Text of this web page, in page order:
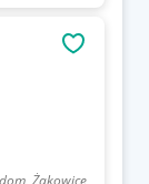
Żakowice